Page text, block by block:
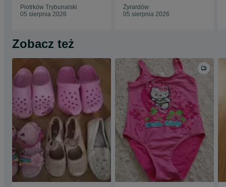
Piotrków Trybunalski
05 sierpnia 2026
Żyrardów
05 sierpnia 2026
Zobacz też